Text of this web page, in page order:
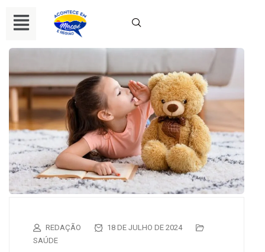
REDAÇÃO
18 DE JULHO DE 2024
SAÚDE